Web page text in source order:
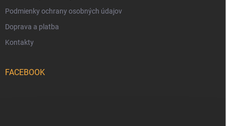
Podmienky ochrany osobných údajov
Doprava a platba
Kontakty
FACEBOOK